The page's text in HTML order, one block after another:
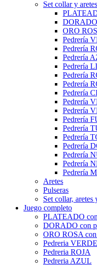
Set collar y aretes
DORADO
ORO
Pedrería
Pedrería
Pedrería
Pedrería
Pedrería
Pedrería
Pedrería
Pedrería
Pedrería
Pedrería
Pedrería
Pedrería
Pedrería
Pedrería
Pedrería
Pedrería
Aretes
Pulseras
Set collar, aretes
Juego completo
PLATEADO
DORADO con
ORO ROSA con
Pedreria VERDE
Pedreria ROJA
Pedreria AZUL